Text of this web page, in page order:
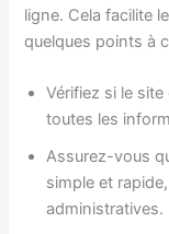
ligne. Cela facilite
quelques points à
Vérifiez si le
toutes les
Assurez-vous
simple et
administratives.